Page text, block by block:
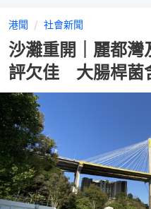
港聞 社會新聞
沙灘重開｜麗都
評欠佳 大腸桿菌